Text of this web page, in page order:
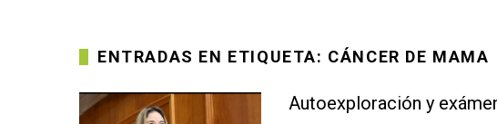
ENTRADAS EN ETIQUETA: CÁNCER DE MAMA
Autoexploración y